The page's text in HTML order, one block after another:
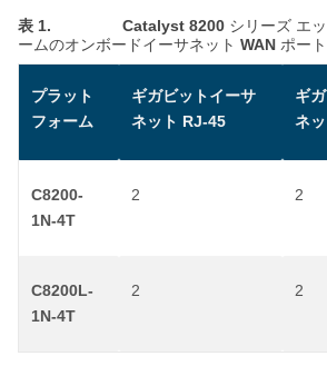
表 1. Catalyst 8200 シリーズ エ
ームのオンボードイーサネット WAN ポー
プラット
フォーム
ギガビットイーサ
ネット RJ-45
ギ
ネッ
C8200-
1N-4T
2 2
C8200L-
1N-4T
2 2